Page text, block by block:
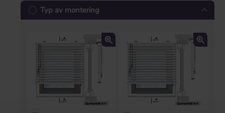
Typ av montering